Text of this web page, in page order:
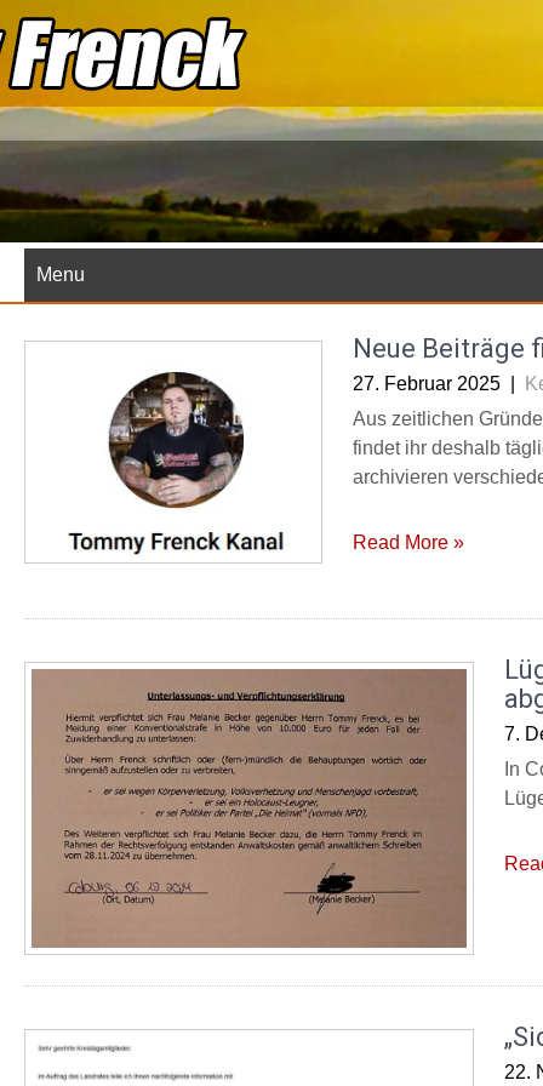
Skip
to
content
Menu
Neue Beiträge
27. Februar 2025
Aus zeitlichen
findet ihr deshalb
archivieren
Read More »
7.
In
22.